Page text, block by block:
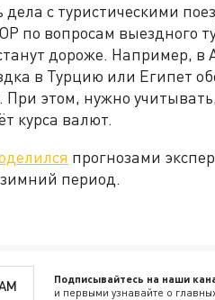
дела с туристическими
по вопросам выездного
дороже. Например, в
в Турцию или Египет
этом, нужно
курса валют.
прогнозами
период.
Подписывайтесь на наши
и первыми узнавайте о